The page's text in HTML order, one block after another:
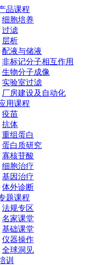
品课程
细胞培养
过滤
层析
配液与储液
非标记分子相互作用
生物分子成像
实验室过滤
厂房建设及自动化
用课程
疫苗
抗体
重组蛋白
蛋白质研究
寡核苷酸
细胞治疗
基因治疗
体外诊断
题课程
法规专区
名家课堂
基础课堂
仪器操作
全球洞见
训